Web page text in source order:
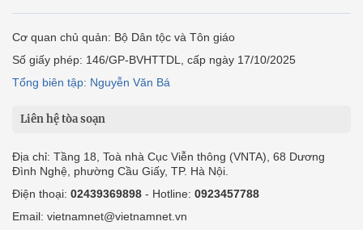
Cơ quan chủ quản: Bộ Dân tộc và Tôn giáo
Số giấy phép: 146/GP-BVHTTDL, cấp ngày 17/10/2025
Tổng biên tập: Nguyễn Văn Bá
Liên hệ tòa soạn
Địa chỉ: Tầng 18, Toà nhà Cục Viễn thông (VNTA), 68 Dương
Đình Nghệ, phường Cầu Giấy, TP. Hà Nội.
Điện thoại: 02439369898 - Hotline: 0923457788
Email: vietnamnet@vietnamnet.vn